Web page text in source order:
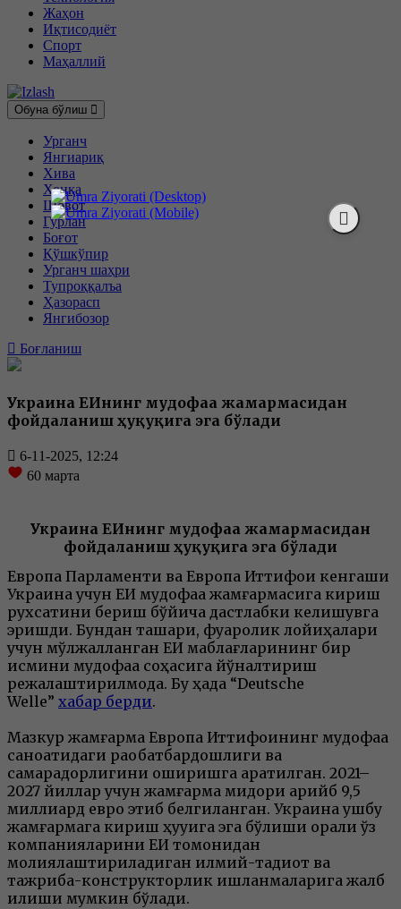
Жаҳон
Иқтисодиёт
Спорт
Маҳаллий
Обуна бўлиш
Урганч
Янгиариқ
Хива
Хонқа
Шовот
Гурлан
Боғот
Қўшкўпир
Урганч шаҳри
Тупроққалъа
Ҳазорасп
Янгибозор
Боғланиш
Украина ЕИнинг мудофаа жамғармасидан
фойдаланиш ҳуқуқига эга бўлади
6-11-2025, 12:24
60 марта
Украина ЕИнинг мудофаа жамғармасидан
фойдаланиш ҳуқуқига эга бўлади
Европа Парламенти ва Европа Иттифоқи кенгаши
Украина учун ЕИ мудофаа жамғармасига кириш
рухсатини бериш бўйича дастлабки келишувга
эришди. Бундан ташқари, фуқаролик лойиҳалари
учун мўлжалланган ЕИ маблағларининг бир
қисмини мудофаа соҳасига йўналтириш
режалаштирилмоқда. Бу ҳақда “Deutsche
Welle” хабар берди.
Мазкур жамғарма Европа Иттифоқининг мудофаа
саноатидаги рақобатбардошлиги ва
самарадорлигини оширишга қаратилган. 2021–
2027 йиллар учун жамғарма миқдори қарийб 9,5
миллиард евро этиб белгиланган. Украина ушбу
жамғармага кириш ҳуқуқига эга бўлиши орқали ўз
компанияларини ЕИ томонидан
молиялаштириладиган илмий-тадқиқот ва
тажриба-конструкторлик ишланмаларига жалб
қилиши мумкин бўлади.